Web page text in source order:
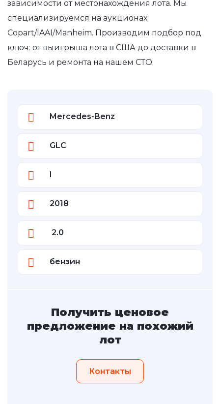
зависимости от местонахождения лота. Мы
специализируемся на аукционах
Copart/IAAI/Manheim. Производим подбор под
ключ: от выигрыша лота в США до доставки в
Беларусь и ремонта на нашем СТО.
Mercedes-Benz
GLC
I
2018
2.0
бензин
Получить ценовое
предложение на похожий
лот
Контакты